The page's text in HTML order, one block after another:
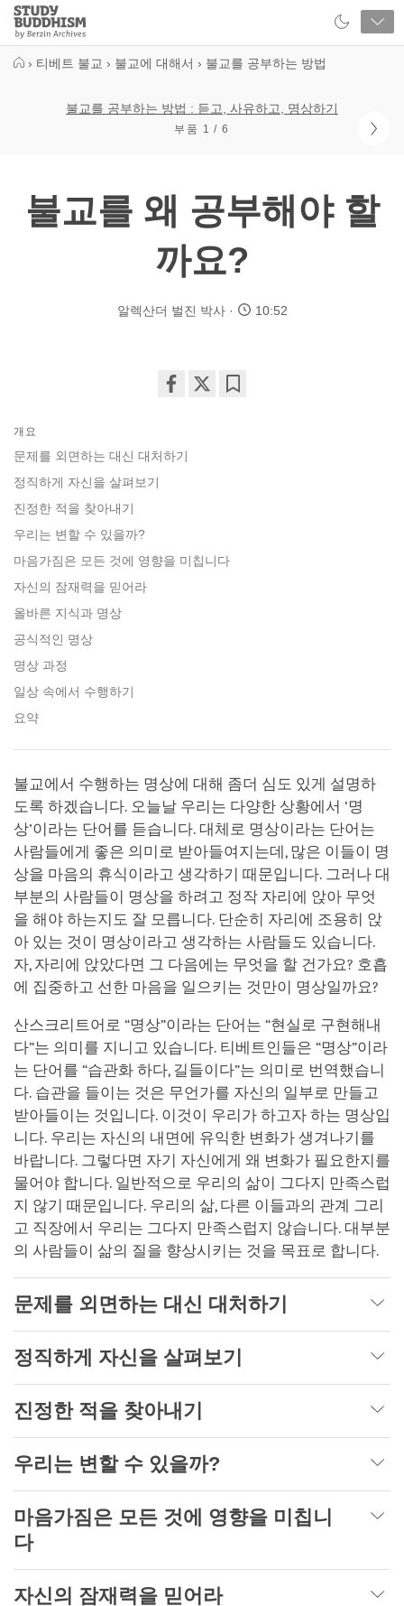
Close
Study
Buddhism
› 티베트 불교 › 불교에 대해서 › 불교를 공부하는 방법
불교를 공부하는 방법 : 듣고, 사유하고, 명상하기
부품 1 / 6
불교를 왜 공부해야 할
까요?
알렉산더 벌진 박사 10:52
facebook
개요
문제를 외면하는 대신 대처하기
정직하게 자신을 살펴보기
진정한 적을 찾아내기
우리는 변할 수 있을까?
마음가짐은 모든 것에 영향을 미칩니다
자신의 잠재력을 믿어라
올바른 지식과 명상
공식적인 명상
명상 과정
일상 속에서 수행하기
요약
불교에서 수행하는 명상에 대해 좀더 심도 있게 설명하
도록 하겠습니다. 오늘날 우리는 다양한 상황에서 ‘명
상’이라는 단어를 듣습니다. 대체로 명상이라는 단어는
사람들에게 좋은 의미로 받아들여지는데, 많은 이들이 명
상을 마음의 휴식이라고 생각하기 때문입니다. 그러나 대
부분의 사람들이 명상을 하려고 정작 자리에 앉아 무엇
을 해야 하는지도 잘 모릅니다. 단순히 자리에 조용히 앉
아 있는 것이 명상이라고 생각하는 사람들도 있습니다.
자, 자리에 앉았다면 그 다음에는 무엇을 할 건가요? 호흡
에 집중하고 선한 마음을 일으키는 것만이 명상일까요?
산스크리트어로 “명상”이라는 단어는 “현실로 구현해내
다”는 의미를 지니고 있습니다. 티베트인들은 “명상”이라
는 단어를 “습관화 하다, 길들이다”는 의미로 번역했습니
다. 습관을 들이는 것은 무언가를 자신의 일부로 만들고
받아들이는 것입니다. 이것이 우리가 하고자 하는 명상입
니다. 우리는 자신의 내면에 유익한 변화가 생겨나기를
바랍니다. 그렇다면 자기 자신에게 왜 변화가 필요한지를
물어야 합니다. 일반적으로 우리의 삶이 그다지 만족스럽
지 않기 때문입니다. 우리의 삶, 다른 이들과의 관계 그리
고 직장에서 우리는 그다지 만족스럽지 않습니다. 대부분
의 사람들이 삶의 질을 향상시키는 것을 목표로 합니다.
문제를 외면하는 대신 대처하기
정직하게 자신을 살펴보기
진정한 적을 찾아내기
우리는 변할 수 있을까?
마음가짐은 모든 것에 영향을 미칩니
다
자신의 잠재력을 믿어라